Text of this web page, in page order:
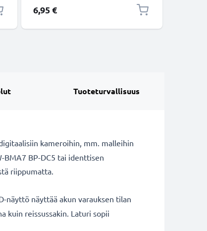
6,95 €
Tuoteturvallisuus
kameroihin, mm. malleihin
BMA7 BP-DC5 tai identtisen
riippumatta.
näyttö näyttää akun varauksen tilan
kuin reissussakin. Laturi sopii